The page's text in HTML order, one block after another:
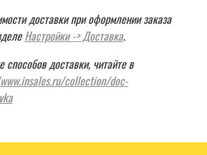
доставки при оформлении заказа
Настройки -> Доставка.
способов доставки, читайте в
collection/doc-